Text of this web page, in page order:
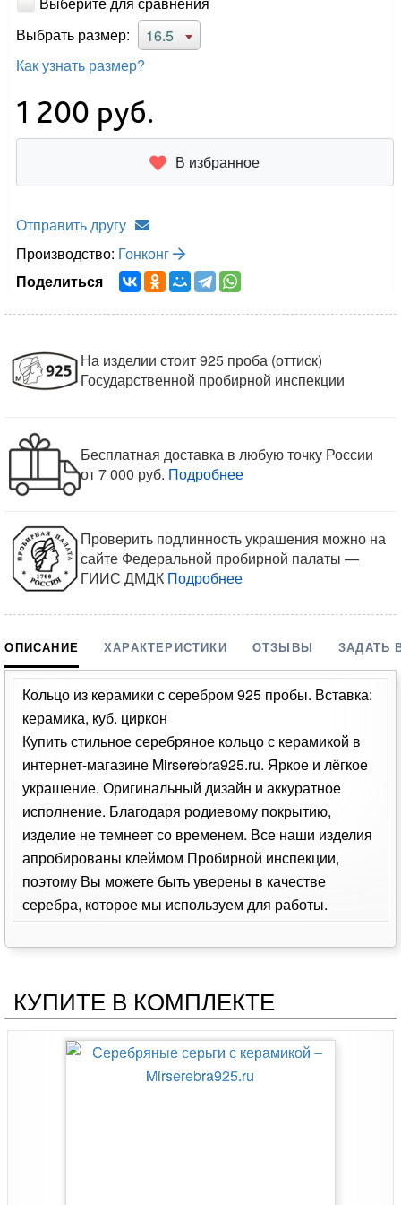
Выбрать размер:
16.5
Как узнать размер?
1 200 руб.
В избранное
Отправить другу
Производство: Гонконг
Поделиться
На изделии стоит 925 проба (оттиск)
Государственной пробирной инспекции
Бесплатная доставка в любую точку России
от 7 000 руб. Подробнее
Проверить подлинность украшения можно на
сайте Федеральной пробирной палаты —
ГИИС ДМДК Подробнее
ОПИСАНИЕ ХАРАКТЕРИСТИКИ ОТЗЫВЫ ЗАДАТЬ
Кольцо из керамики с серебром 925 пробы. Вставка:
керамика, куб. циркон
Купить стильное серебряное кольцо с керамикой в
интернет-магазине Mirserebra925.ru. Яркое и лёгкое
украшение. Оригинальный дизайн и аккуратное
исполнение. Благодаря родиевому покрытию,
изделие не темнеет со временем. Все наши изделия
апробированы клеймом Пробирной инспекции,
поэтому Вы можете быть уверены в качестве
серебра, которое мы используем для работы.
КУПИТЕ В КОМПЛЕКТЕ